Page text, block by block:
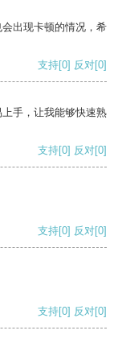
出现卡顿的情况，希
支持[0] 反对[0]
手，让我能够快速熟
支持[0] 反对[0]
支持[0] 反对[0]
支持[0] 反对[0]